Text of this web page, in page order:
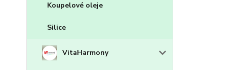
Koupelové oleje
Silice
VitaHarmony